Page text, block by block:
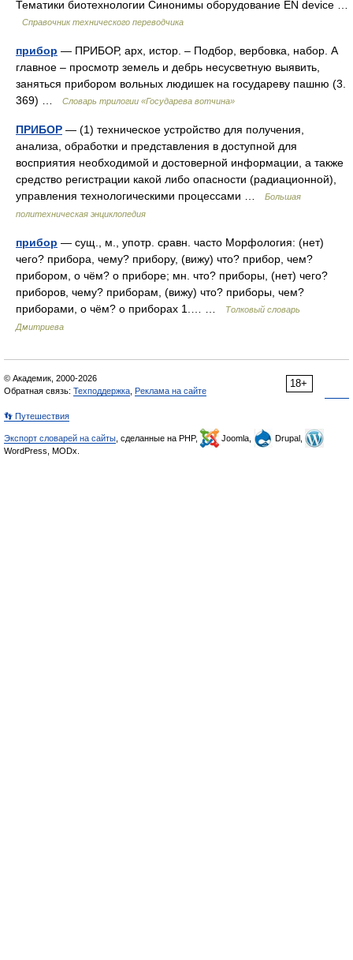
Тематики биотехнологии Синонимы оборудование EN device …
Справочник технического переводчика
прибор — ПРИБОР, арх, истор. – Подбор, вербовка, набор. А
главное – просмотр земель и дебрь несусветную выявить,
заняться прибором вольных людишек на государеву пашню (3.
369) …
Словарь трилогии «Государева вотчина»
ПРИБОР — (1) техническое устройство для получения,
анализа, обработки и представления в доступной для
восприятия необходимой и достоверной информации, а также
средство регистрации какой либо опасности (радиационной),
управления технологическими процессами …
Большая
политехническая энциклопедия
прибор — сущ., м., употр. сравн. часто Морфология: (нет)
чего? прибора, чему? прибору, (вижу) что? прибор, чем?
прибором, о чём? о приборе; мн. что? приборы, (нет) чего?
приборов, чему? приборам, (вижу) что? приборы, чем?
приборами, о чём? о приборах 1.… …
Толковый словарь
Дмитриева
18+
© Академик, 2000-2026
Обратная связь: Техподдержка Реклама на сайте
👣 Путешествия
Экспорт словарей на сайты , сделанные на PHP, Joomla,
Drupal,
WordPress, MODx.